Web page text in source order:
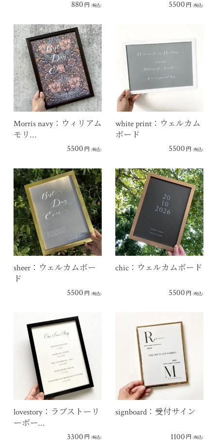
880 円 (税込)
5500 円 (税込)
Morris navy：ウィリアム
モリ…
5500 円 (税込)
white print：ウェルカム
ボード
5500 円 (税込)
sheer：ウェルカムボー
ド
5500 円 (税込)
chic：ウェルカムボード
5500 円 (税込)
lovestory：ラブストーリ
ーボー…
3300 円 (税込)
signboard：受付サイン
1100 円 (税込)